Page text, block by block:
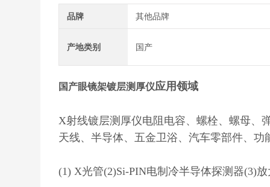
品牌 其他品牌
产地类别 国产
国产眼镜架镀层测厚仪应用领域
X射线镀层测厚仪电阻电容、螺栓、螺母、
天线、半导体、五金卫浴、汽车零部件、
(1) X光管(2)Si-PIN电制冷半导体探测器(3)